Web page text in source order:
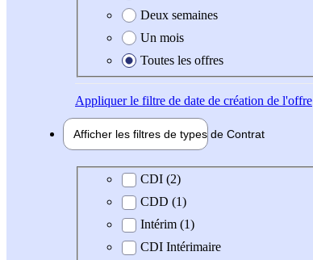
Deux semaines
Un mois
Toutes les offres
Appliquerle filtre de date de création de l'offre
Afficher les filtres de types de Contrat
Type de contrat
CDI (2)
CDD (1)
Intérim (1)
CDI Intérimaire